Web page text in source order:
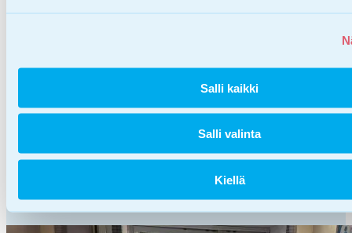
Salli kaikki
Salli valinta
Kiellä
Näin au­tat las­ta, jo­ta kou­lun
al­ku jän­nit­tää – asian­tun­ti­jan
5 vink­kiä